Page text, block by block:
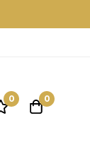
0 0